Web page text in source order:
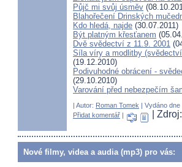
Půjč mi svůj úsměv
Blahořečení Drinských
Kdo hledá, najde (30.07.2011)
Být platným křesťanem
Dvě svědectví z 11.9. 2001
Síla víry a modlitby
(19.12.2010)
Podivuhodné obrácení -
(29.10.2010)
Varování před nebezpečím
| Autor: Roman Tomek | Vydáno
Přidat komentář | |
Nové filmy, videa a audia (mp3) pro vás: